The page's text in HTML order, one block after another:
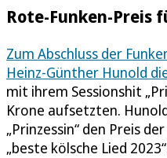
Rote-Funken-Preis
Zum Abschluss der
Heinz-Günther Hunold
mit ihrem Sessionshit
Krone aufsetzten.
„Prinzessin“ den Preis
„beste kölsche Lied